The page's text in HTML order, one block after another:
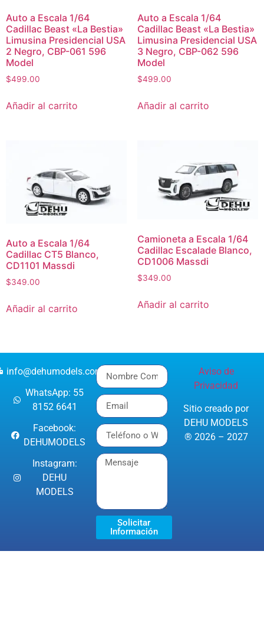
Auto a Escala 1/64
Cadillac Beast «La Bestia»
Limusina Presidencial USA
2 Negro, CBP-061 596
Model
$499.00
Añadir al carrito
Auto a Escala 1/64
Cadillac Beast «La Bestia»
Limusina Presidencial USA
3 Negro, CBP-062 596
Model
$499.00
Añadir al carrito
Auto a Escala 1/64
Cadillac CT5 Blanco,
CD1101 Massdi
$349.00
Añadir al carrito
Camioneta a Escala 1/64
Cadillac Escalade Blanco,
CD1006 Massdi
$349.00
Añadir al carrito
info@dehumodels.com
WhatsApp: 55
8152 6641
Facebook:
DEHUMODELS
Instagram:
DEHU
MODELS
Solicitar
Información
Aviso de
Privacidad
Sitio creado por
DEHU MODELS
® 2026 – 2027